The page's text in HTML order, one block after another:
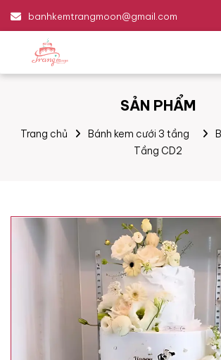
banhkemtrangmoon@gmail.com
SẢN PHẨM
Trang chủ Bánh kem cưới 3 tầng
Tầng CD2